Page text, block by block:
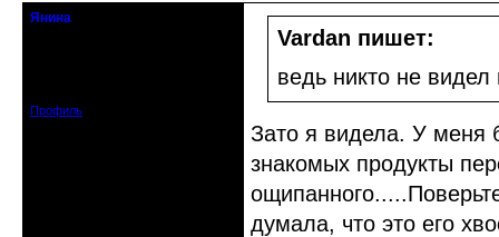
Янина
Профиль
Vardan пишет:
ведь никто не видел
Зато я видела. У меня
знакомых продукты
думала, что это его